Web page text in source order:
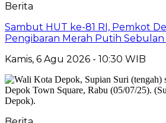
Berita
Sambut HUT ke-81 RI, Pemkot
Pengibaran Merah Putih
Kamis, 6 Agu 2026 - 10:30 WIB